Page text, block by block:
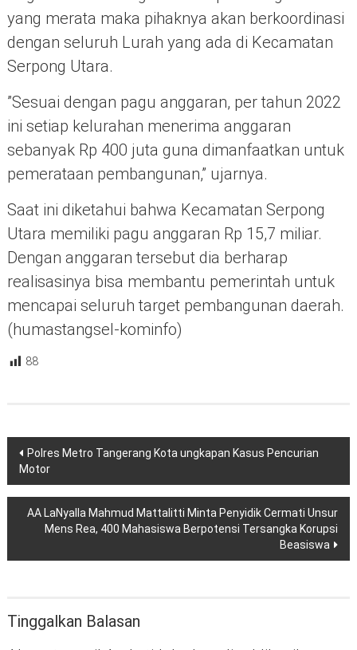
yang merata maka pihaknya akan berkoordinasi
dengan seluruh Lurah yang ada di Kecamatan
Serpong Utara.
”Sesuai dengan pagu anggaran, per tahun 2022
ini setiap kelurahan menerima anggaran
sebanyak Rp 400 juta guna dimanfaatkan untuk
pemerataan pembangunan,” ujarnya.
Saat ini diketahui bahwa Kecamatan Serpong
Utara memiliki pagu anggaran Rp 15,7 miliar.
Dengan anggaran tersebut dia berharap
realisasinya bisa membantu pemerintah untuk
mencapai seluruh target pembangunan daerah.
(humastangsel-kominfo)
88
Navigasi
pos
Polres Metro Tangerang Kota ungkapan Kasus Pencurian
Motor
AA LaNyalla Mahmud Mattalitti Minta Penyidik Cermati Unsur
Mens Rea, 400 Mahasiswa Berpotensi Tersangka Korupsi
Beasiswa
Tinggalkan Balasan